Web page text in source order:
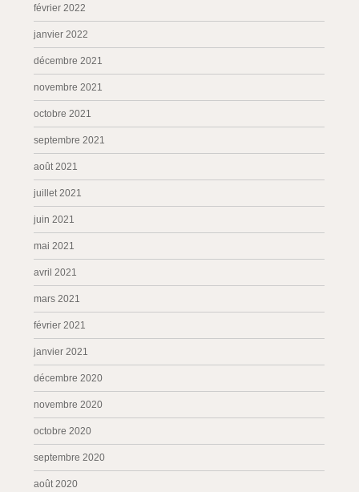
février 2022
janvier 2022
décembre 2021
novembre 2021
octobre 2021
septembre 2021
août 2021
juillet 2021
juin 2021
mai 2021
avril 2021
mars 2021
février 2021
janvier 2021
décembre 2020
novembre 2020
octobre 2020
septembre 2020
août 2020